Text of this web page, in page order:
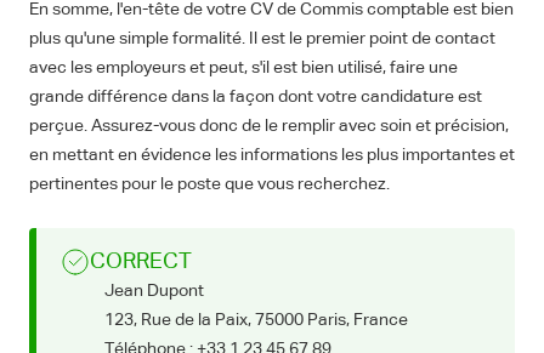
En somme, l'en-tête de votre CV de Commis comptable est bien
plus qu'une simple formalité. Il est le premier point de contact
avec les employeurs et peut, s'il est bien utilisé, faire une
grande différence dans la façon dont votre candidature est
perçue. Assurez-vous donc de le remplir avec soin et précision,
en mettant en évidence les informations les plus importantes et
pertinentes pour le poste que vous recherchez.
CORRECT
Jean Dupont
123, Rue de la Paix, 75000 Paris, France